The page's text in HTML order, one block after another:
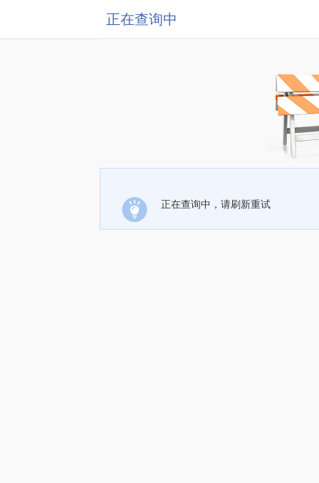
正在查询中
正在查询中，请刷新重试